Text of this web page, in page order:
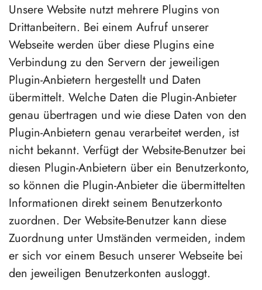
Unsere Website nutzt mehrere Plugins von
Drittanbeitern. Bei einem Aufruf unserer
Webseite werden über diese Plugins eine
Verbindung zu den Servern der jeweiligen
Plugin-Anbietern hergestellt und Daten
übermittelt. Welche Daten die Plugin-Anbieter
genau übertragen und wie diese Daten von den
Plugin-Anbietern genau verarbeitet werden, ist
nicht bekannt. Verfügt der Website-Benutzer bei
diesen Plugin-Anbietern über ein Benutzerkonto,
so können die Plugin-Anbieter die übermittelten
Informationen direkt seinem Benutzerkonto
zuordnen. Der Website-Benutzer kann diese
Zuordnung unter Umständen vermeiden, indem
er sich vor einem Besuch unserer Webseite bei
den jeweiligen Benutzerkonten ausloggt.